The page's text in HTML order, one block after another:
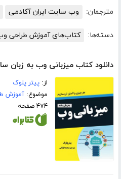
مترجمان: وب سایت ایران آکادمی
دسته‌ها: کتاب‌های آموزش طراحی
دانلود کتاب میزبانی وب به زبان
از:پیتر پلوک
موضوع:آموزش
۴۷۴ صفحه